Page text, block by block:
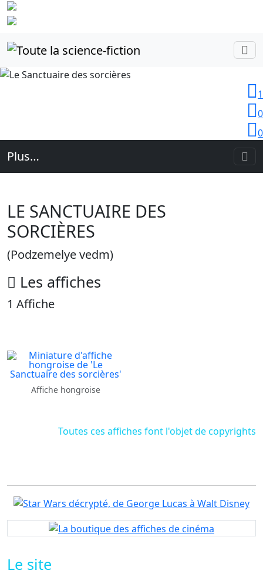
1
0
0
Plus…
LE SANCTUAIRE DES
SORCIÈRES
(Podzemelye vedm)
Les affiches
1 Affiche
Affiche hongroise
Toutes ces affiches font l'objet de copyrights
Le site